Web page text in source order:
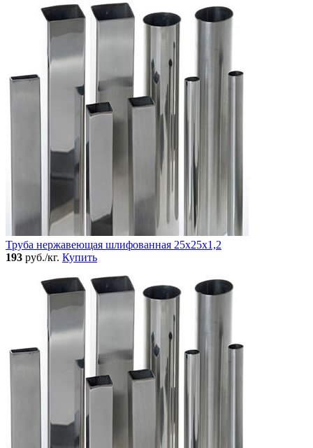
Труба нержавеющая шлифованная 25х25х1,2
193 руб./кг. Купить